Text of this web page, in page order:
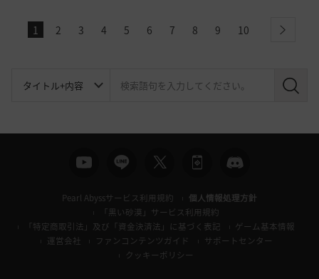
1 2 3 4 5 6 7 8 9 10 next
検
Pearl Abyssサービス利用規約
個人情報処理方針
「黒い砂漠」サービス利用規約
「特定商取引法」及び「資金決済法」に基づく表記
ゲーム基本情報
運営会社
ファンコンテンツガイド
サポートセンター
クッキーポリシー